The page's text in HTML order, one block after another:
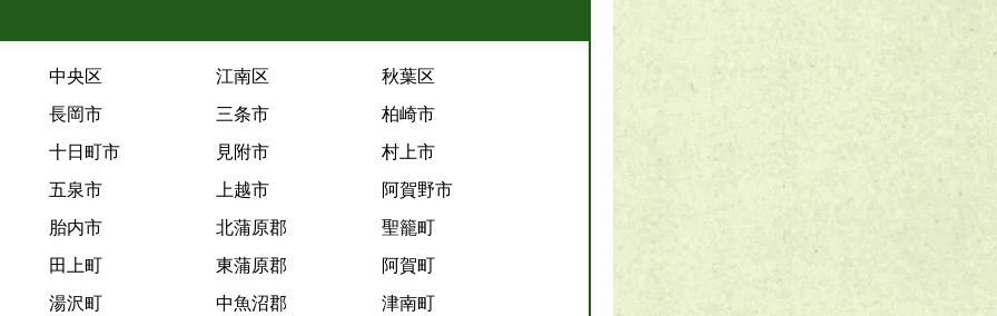
中央区 江南区
秋葉区
長岡市
三条市
柏崎市
十日町市
見附市
村上市
五泉市
上越市
阿賀野市
胎内市
北蒲原郡
聖籠町
田上町
東蒲原郡
阿賀町
湯沢町
中魚沼郡
津南町